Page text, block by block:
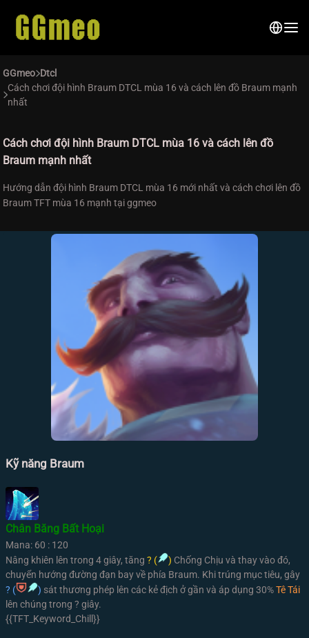
GGmeo Dtcl
Cách chơi đội hình Braum DTCL mùa 16 và cách lên đồ Braum mạnh
nhất
Cách chơi đội hình Braum DTCL mùa 16 và cách lên đồ
Braum mạnh nhất
Hướng dẫn đội hình Braum DTCL mùa 16 mới nhất và cách chơi lên đồ
Braum TFT mùa 16 mạnh tại ggmeo
Kỹ năng Braum
Chân Băng Bất Hoại
Mana: 60 : 120
Nâng khiên lên trong 4 giây, tăng ? ( ) Chống Chịu và thay vào đó,
chuyển hướng đường đạn bay về phía Braum. Khi trúng mục tiêu, gây
? (
) sát thương phép lên các kẻ địch ở gần và áp dụng 30%Tê Tái
lên chúng trong ? giây.
{{TFT_Keyword_Chill}}